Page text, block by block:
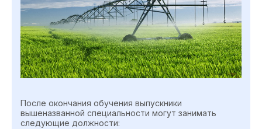
После окончания обучения выпускники
вышеназванной специальности могут занимать
следующие должности: